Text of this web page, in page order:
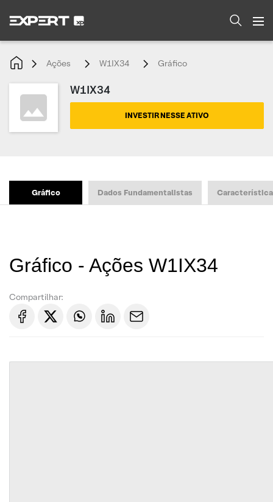
Ações W1IX34 Gráfico
W1IX34
INVESTIR NESSE ATIVO
Gráfico Dados Fundamentalistas
Gráfico - Ações W1IX34
Compartilhar: